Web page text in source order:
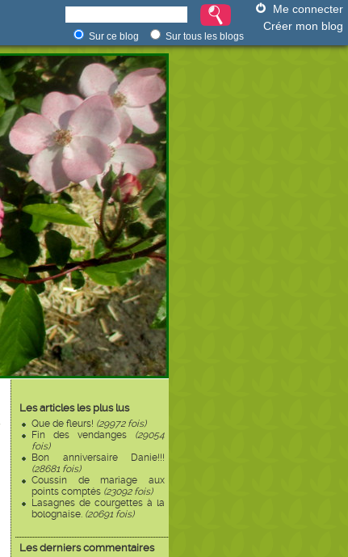
Me connecter
Créer mon blog
Sur ce blog Sur tous les blogs
Les articles les plus lus
Que de fleurs! (29972 fois)
Fin des vendanges (29054
fois)
Bon anniversaire Danie!!!
(28681 fois)
Coussin de mariage aux
points comptés (23092 fois)
Lasagnes de courgettes à la
bolognaise. (20691 fois)
Les derniers commentaires